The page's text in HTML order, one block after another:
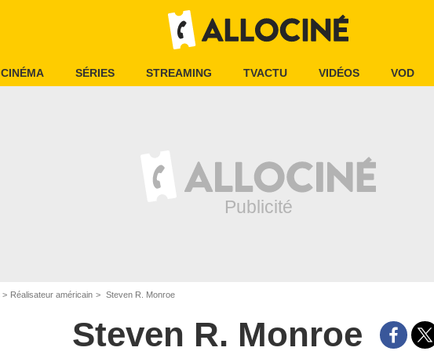
CINÉMA SÉRIES STREAMING TVACTU VIDÉOS VOD
Réalisateur américain Steven R. Monroe
Steven R. Monroe